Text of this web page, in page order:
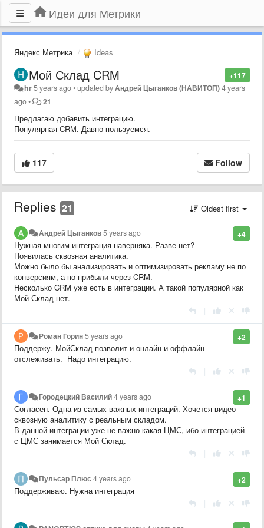
Идеи для Метрики
Яндекс Метрика Ideas
+117
Мой Склад CRM
hr5 years ago•updated byАндрей Цыганков (НАВИТОП)4 years
ago• 21
Предлагаю добавить интеграцию.
Популярная CRM. Давно пользуемся.
117 Follow
Replies 21 Oldest first
+4
Андрей Цыганков5 years ago
Нужная многим интеграция наверняка. Разве нет?
Появилась сквозная аналитика.
Можно было бы анализировать и оптимизировать рекламу не по
конверсиям, а по прибыли через CRM.
Несколько CRM уже есть в интеграции. А такой популярной как
Мой Склад нет.
+2
Роман Горин5 years ago
Поддержу. МойСклад позволит и онлайн и оффлайн
отслеживать. Надо интеграцию.
+1
Городецкий Василий4 years ago
Согласен. Одна из самых важных интеграций. Хочется видео
сквозную аналитику с реальным складом.
В данной интеграции уже не важно какая ЦМС, ибо интеграцией
с ЦМС занимается Мой Склад.
+2
Пульсар Плюс 4 years ago
Поддерживаю. Нужна интеграция